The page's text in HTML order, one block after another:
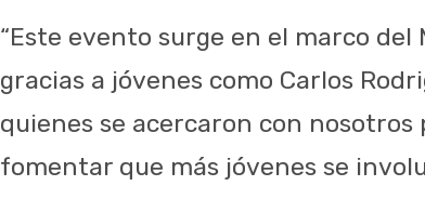
“Este evento surge en el marco
gracias a jóvenes como Carlos
quienes se acercaron con
fomentar que más jóvenes se